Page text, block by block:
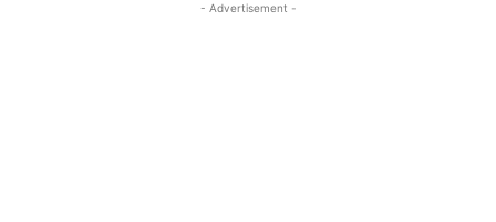
- Advertisement -